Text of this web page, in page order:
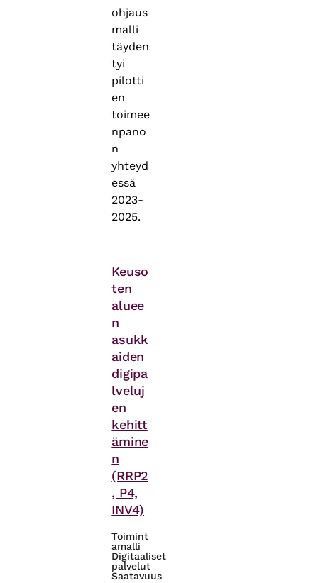
ohjaus
malli
täyden
tyi
pilotti
en
toimee
npano
n
yhteyd
essä
2023-
2025.
Keuso
ten
aluee
n
asukk
aiden
digipa
lveluj
en
kehitt
ämine
n
(RRP2
, P4,
INV4)
Toimint
amalli
Digitaaliset
palvelut
Saatavuus